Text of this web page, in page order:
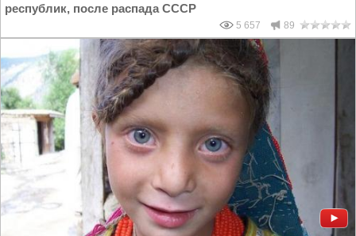
республик, после распада СССР
5 657 89